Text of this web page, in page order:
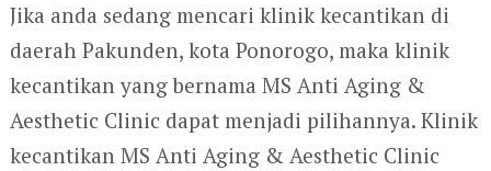
Jika anda sedang mencari klinik kecantikan di
daerah Pakunden, kota Ponorogo, maka klinik
kecantikan yang bernama MS Anti Aging &
Aesthetic Clinic dapat menjadi pilihannya. Klinik
kecantikan MS Anti Aging & Aesthetic Clinic